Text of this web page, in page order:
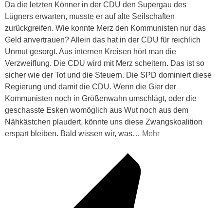
Da die letzten Könner in der CDU den Supergau des
Lügners erwarten, musste er auf alte Seilschaften
zurückgreifen. Wie konnte Merz den Kommunisten nur das
Geld anvertrauen? Allein das hat in der CDU für reichlich
Unmut gesorgt. Aus internen Kreisen hört man die
Verzweiflung. Die CDU wird mit Merz scheitern. Das ist so
sicher wie der Tot und die Steuern. Die SPD dominiert diese
Regierung und damit die CDU. Wenn die Gier der
Kommunisten noch in Größenwahn umschlägt, oder die
geschasste Esken womöglich aus Wut noch aus dem
Nähkästchen plaudert, könnte uns diese Zwangskoalition
erspart bleiben. Bald wissen wir, was… Mehr